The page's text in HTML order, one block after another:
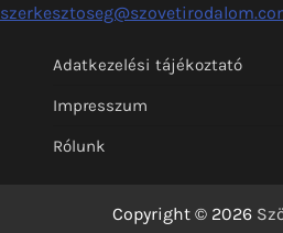
Adatkezelési tájékoztató
Impresszum
Rólunk
Copyright © 2026